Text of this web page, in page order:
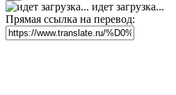
идет загрузка...
Прямая ссылка на перевод: